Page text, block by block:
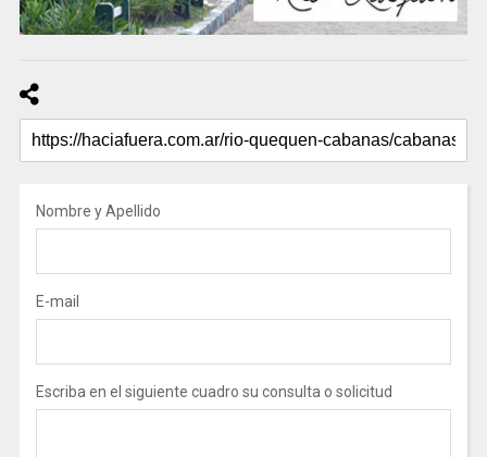
Nombre y Apellido
E-mail
Escriba en el siguiente cuadro su consulta o solicitud